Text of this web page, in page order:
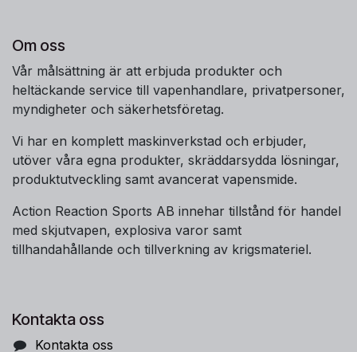
Om oss
Vår målsättning är att erbjuda produkter och
heltäckande service till vapenhandlare, privatpersoner,
myndigheter och säkerhetsföretag.
Vi har en komplett maskinverkstad och erbjuder,
utöver våra egna produkter, skräddarsydda lösningar,
produktutveckling samt avancerat vapensmide.
Action Reaction Sports AB innehar tillstånd för handel
med skjutvapen, explosiva varor samt
tillhandahållande och tillverkning av krigsmateriel.
Kontakta oss
Kontakta oss